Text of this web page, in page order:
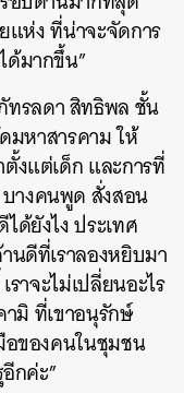
แห่ง ที่น่าจะจัดการ
มากขึ้น”
รลดา สิทธิพล ชั้น
มหาสารคาม ให้
งแต่เด็ก และการที่
างคนพูด สั่งสอน
ด้ยังไง ประเทศ
นดีที่เราลองหยิบมา
าจะไม่เปลี่ยนอะไร
ามิ ที่เขาอนุรักษ์
อของคนในชุมชน
กค่ะ”